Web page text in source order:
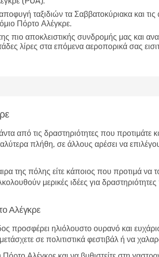
ταξιδιών τα Σαββατοκύριακα και
Πόρτο Αλέγκρε.
πιο αποκλειστικής συνδρομής μας και
λίρες στα επόμενα αεροπορικά σας
από τις δραστηριότητες που προτιμάτε
πλήθη, σε άλλους αρέσει να
της πόλης είτε κάποιος που προτιμά να
μερικές ιδέες για
Αλέγκρε
προσφέρει ηλιόλουστο ουρανό και
σε πολιτιστικά φεστιβάλ ή να